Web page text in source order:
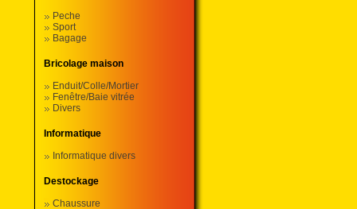
Peche
Sport
Bagage
Bricolage maison
Enduit/Colle/Mortier
Fenêtre/Baie vitrée
Divers
Informatique
Informatique divers
Destockage
Chaussure